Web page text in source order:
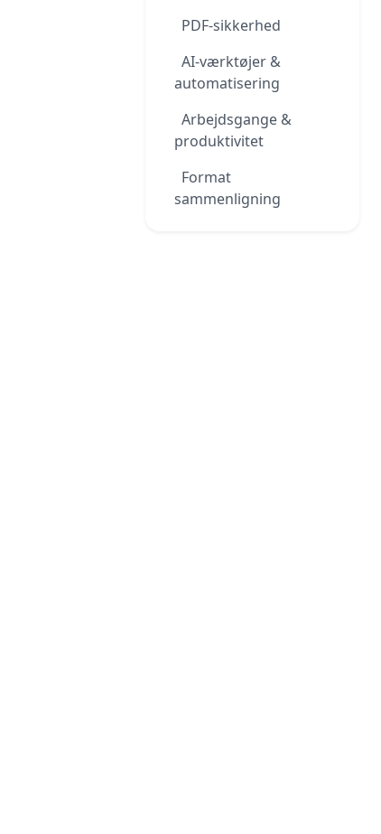
PDF-sikkerhed
AI-værktøjer &
automatisering
Arbejdsgange &
produktivitet
Format
sammenligning